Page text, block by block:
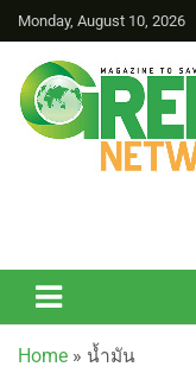
Monday, August 10, 2026
Home » น้ำมัน